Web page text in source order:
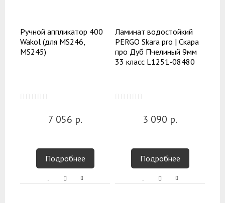
Ручной аппликатор 400
Wakol (для MS246,
MS245)
7 056 р.
Подробнее
Ламинат водостойкий
PERGO Skara pro | Скара
про Дуб Пчелиный 9мм
33 класс L1251-08480
3 090 р.
Подробнее